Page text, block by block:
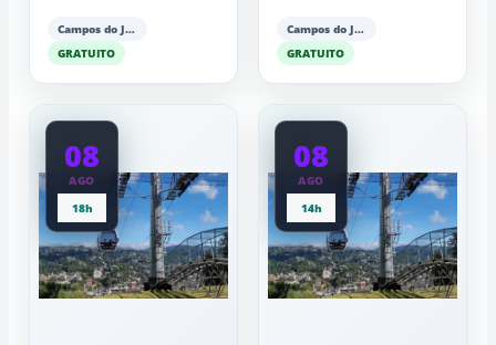
Campos do Jordão
GRATUITO
Campos do Jordão
GRATUITO
08
AGO
18h
08
AGO
14h